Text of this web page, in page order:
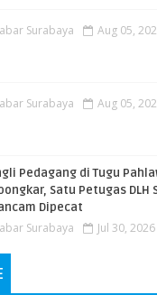
Surabaya Aug 05,
Surabaya Aug 05,
Pedagang di Tugu
Satu Petugas DLH
Dipecat
Surabaya Jul 30, 2026